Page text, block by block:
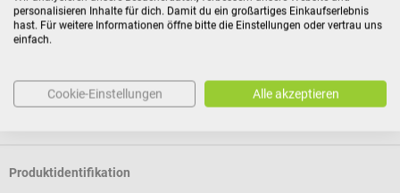
Gründen des Gesundheitsschutzes oder der Hygiene nicht
zur Rückgabe geeignet sind, wenn ihre Versiegelung nach
Produktidentifikation
personalisieren Inhalte für dich. Damit du ein großartiges Einkaufserlebnis
hast. Für weitere Informationen öffne bitte die Einstellungen oder vertrau uns
einfach.
Cookie-Einstellungen Alle akzeptieren